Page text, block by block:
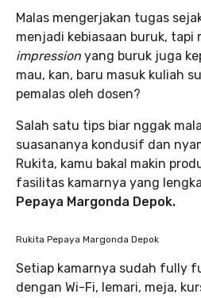
Malas mengerjakan tugas
menjadi kebiasaan buruk, tapi
impression yang buruk juga
mau, kan, baru masuk kuliah
pemalas oleh dosen?
Salah satu tips biar nggak
suasananya kondusif dan
Rukita, kamu bakal makin
fasilitas kamarnya yang
Pepaya Margonda Depok.
Rukita Pepaya Margonda Depok
Setiap kamarnya sudah fully
dengan Wi-Fi, lemari, meja,